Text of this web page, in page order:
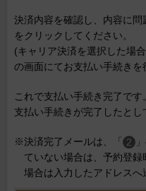
決済内容を確認し、内容に
をクリックしてください。
(キャリア決済を選択した場
の画面にてお支払い手続き
これで支払い手続き完了です。
支払い手続きが完了したとし
※決済完了メールは、「
ていない場合は、予約登
場合は入力したアドレスへ